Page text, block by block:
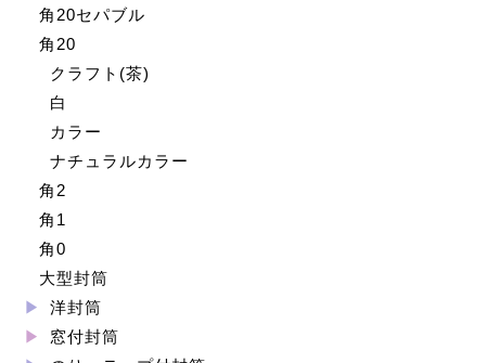
角20セパブル
角20
クラフト(茶)
白
カラー
ナチュラルカラー
角2
角1
角0
大型封筒
洋封筒
窓付封筒